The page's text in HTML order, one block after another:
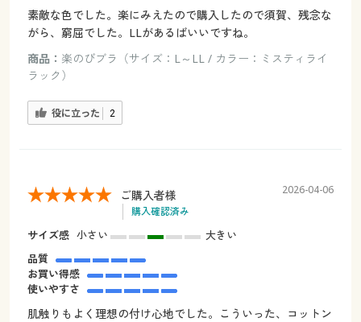
素敵な色でした。楽にみえたので購入したので須賀、残念な
がら、窮屈でした。LLがあるばいいですね。
商品： 楽のびブラ（サイズ：L～LL / カラー：ミスティライ
ラック）
役に立った 2
ご購入者様
購入確認済み
2026-04-06
サイズ感 小さい
大きい
品質
お買い得感
使いやすさ
肌触りもよく理想の付け心地でした。こういった、コットン